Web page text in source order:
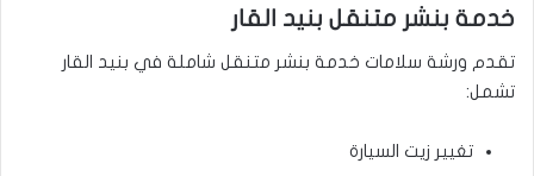
خدمة بنشر متنقل بنيد القار
تقدم ورشة سلامات خدمة بنشر متنقل شاملة في بنيد القار
تشمل:
تغيير زيت السيارة